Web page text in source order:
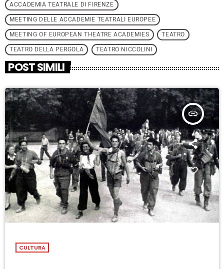
ACCADEMIA TEATRALE DI FIRENZE
MEETING DELLE ACCADEMIE TEATRALI EUROPEE
MEETING OF EUROPEAN THEATRE ACADEMIES TEATRO
TEATRO DELLA PERGOLA TEATRO NICCOLINI
POST SIMILI
insert_link
CULTURA